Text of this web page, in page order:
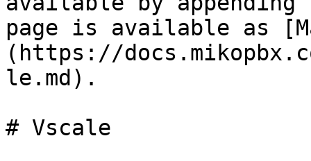
page is available as
(https://
le.md).
# Vscale